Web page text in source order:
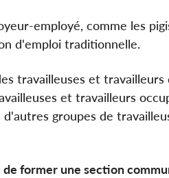
employé, comme les
d'emploi traditionnelle.
travailleuses et travailleurs
et travailleurs
groupes de
former une section